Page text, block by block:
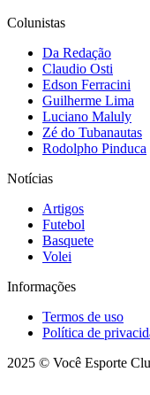
Colunistas
Da Redação
Claudio Osti
Edson Ferracini
Guilherme Lima
Luciano Maluly
Zé do Tubanautas
Rodolpho Pinduca
Notícias
Artigos
Futebol
Basquete
Volei
Informações
Termos de uso
Política de
2025 © Você Esporte